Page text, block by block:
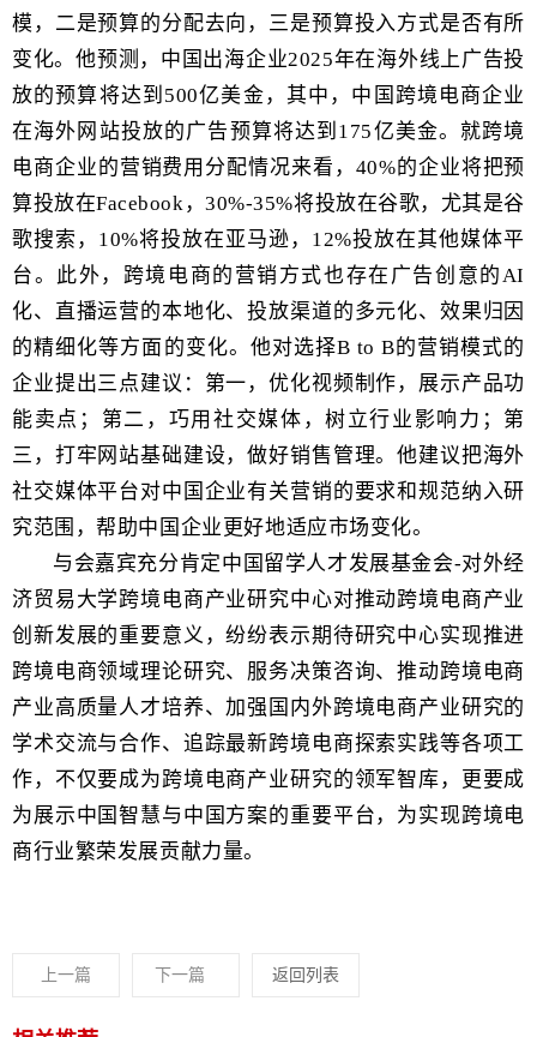
模，二是预算的分配去向，三是预算投入方式是否有所
变化。他预测 ，中国出海企业2025年在海外线上广告投
放的预算将达到 500亿美金，其中 ， 中国跨境电商企业
在海外网站投放的广告预算将达到 175亿美金。 就跨境
电商企业的营销费用分配情况来看， 40%的企业将把预
算投放在Facebook ，30%-35%将投放在谷歌，尤其是谷
歌搜索， 10%将投放在亚马逊 ， 12%投放在其他媒体平
台。此外， 跨境电商的营销方式也存在 广告创意的AI
化、直播运营的本地化、投放渠道的多元化、效果归因
的精细化等方面的变化。他对选择B to B的营销模式的
企业提出三点建议：第一，优化视频制作，展示产品功
能卖点；第二，巧用社交媒体，树立行业影响力；第
三，打牢网站基础建设，做好销售管理。他建议把海外
社交媒体平台对中国企业有关营销的要求和规范纳入研
究范围，帮助中国企业更好地适应市场变化。
与会嘉宾充分肯定中国留学人才发展基金会-对外经
济贸易大学跨境电商产业研究中心对推动跨境电商产业
创新发展的重要意义 ，纷纷表示期待研究中心实现推进
跨境电商领域理论研究、服务决策咨询、推动跨境电商
产业高质量人才培养、加强国内外跨境电商产业研究的
学术交流与合作、追踪最新跨境电商探索实践等各项工
作，不仅要成为跨境电商产业研究的领军智库，更要成
为展示中国智慧与中国方案的重要平台，为实现跨境电
商行业繁荣发展贡献力量。
上一篇 下一篇 返回列表